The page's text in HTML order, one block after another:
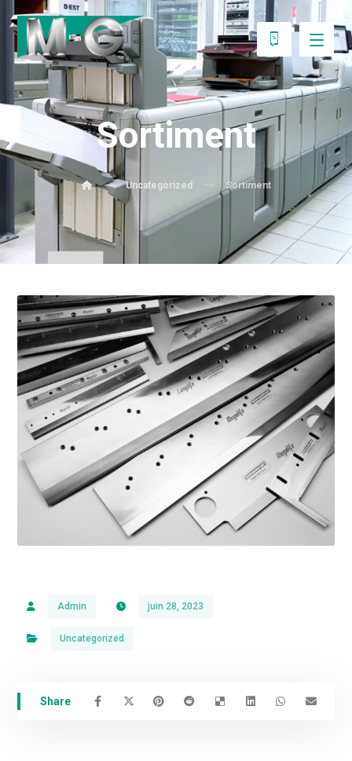
Sortiment
Uncategorized Sortiment
Admin juin 28, 2023
Uncategorized